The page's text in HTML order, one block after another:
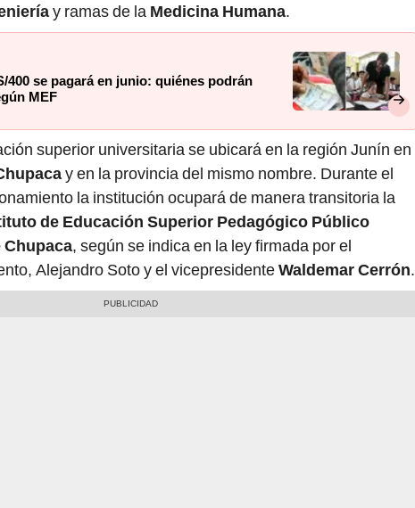
y ramas de la Medicina Humana.
400 se pagará en junio: quiénes podrán
MEF
superior universitaria se ubicará en la región Junín en
y en la provincia del mismo nombre. Durante el
la institución ocupará de manera transitoria la
de Educación Superior Pedagógico Público
Chupaca, según se indica en la ley firmada por el
Alejandro Soto y el vicepresidenteWaldemar Cerrón.